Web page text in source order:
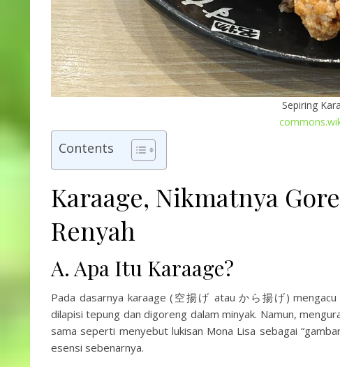
Sepiring
Contents
Karaage, Nikmatnya
Renyah
A. Apa Itu Karaage?
Pada dasarnya karaage (空揚げ atau から揚げ)
dilapisi tepung dan digoreng dalam minyak. Namun,
sama seperti menyebut lukisan Mona Lisa sebagai
esensi sebenarnya.